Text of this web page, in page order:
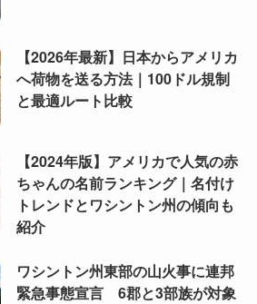
【2026年最新】日本からアメリカ
へ荷物を送る方法｜100ドル規制
と最適ルート比較
【2024年版】アメリカで人気の赤
ちゃんの名前ランキング｜名付け
トレンドとワシントン州の傾向も
紹介
ワシントン州東部の山火事に連邦
緊急事態宣言 6郡と3部族が対象